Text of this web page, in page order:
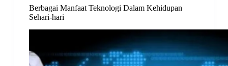
Berbagai Manfaat Teknologi Dalam Kehidupan
Sehari-hari